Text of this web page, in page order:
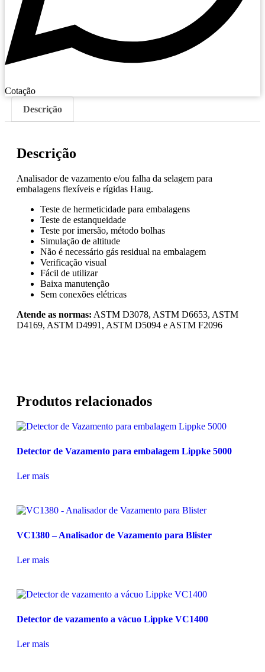
Cotação
Descrição
Descrição
Analisador de vazamento e/ou falha da selagem para
embalagens flexíveis e rígidas Haug.
Teste de hermeticidade para embalagens
Teste de estanqueidade
Teste por imersão, método bolhas
Simulação de altitude
Não é necessário gás residual na embalagem
Verificação visual
Fácil de utilizar
Baixa manutenção
Sem conexões elétricas
Atende as normas: ASTM D3078, ASTM D6653, ASTM
D4169, ASTM D4991, ASTM D5094 e ASTM F2096
Produtos relacionados
Detector de Vazamento para embalagem Lippke 5000
Ler mais
VC1380 – Analisador de Vazamento para Blister
Ler mais
Detector de vazamento a vácuo Lippke VC1400
Ler mais